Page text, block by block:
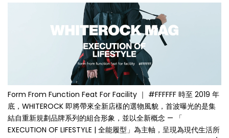
Form From Function Feat For Facility ｜ #FFFFFF 時至 2019 年
底，WHITEROCK 即將帶來全新店樣的選物風貌，首波曝光的是集
結自重新規劃品牌系列的組合形象，並以全新概念 — 「
EXECUTION OF LIFESTYLE | 全能履型」為主軸，呈現為現代生活所